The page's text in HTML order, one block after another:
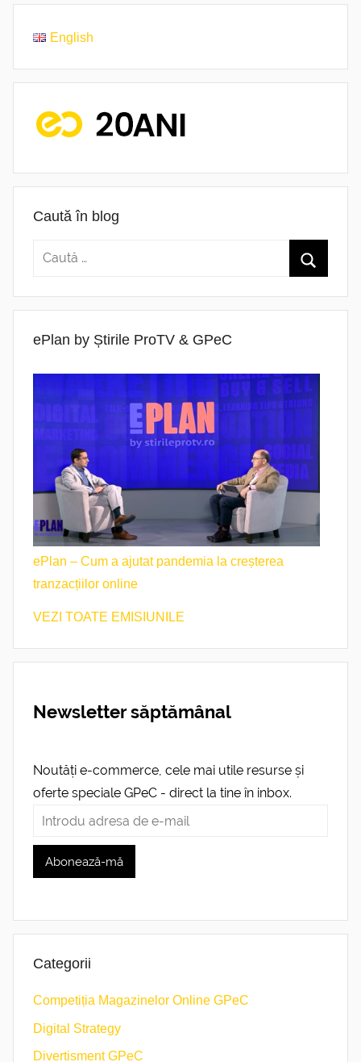
English
Caută în blog
ePlan by Știrile ProTV & GPeC
ePlan – Cum a ajutat pandemia la creșterea
tranzacțiilor online
VEZI TOATE EMISIUNILE
Newsletter săptămânal
Noutăți e-commerce, cele mai utile resurse și
oferte speciale GPeC - direct la tine în inbox.
Categorii
Competiția Magazinelor Online GPeC
Digital Strategy
Divertisment GPeC